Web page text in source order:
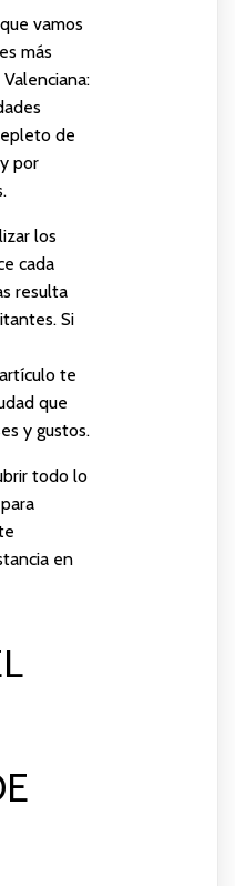
vamos
más
de
por
los
cada
resulta
Si
te
que
y gustos.
todo lo
en